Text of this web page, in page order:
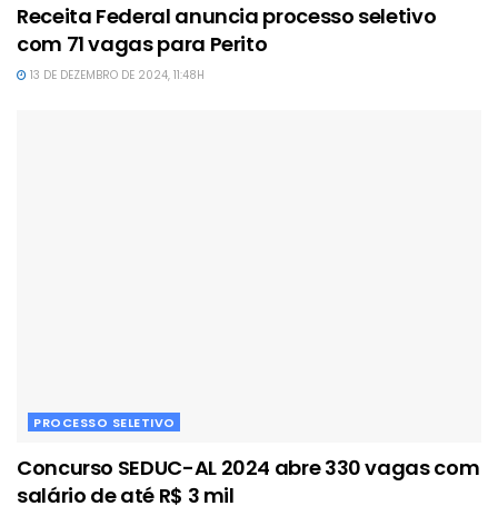
Receita Federal anuncia processo seletivo
com 71 vagas para Perito
13 DE DEZEMBRO DE 2024, 11:48H
PROCESSO SELETIVO
Concurso SEDUC-AL 2024 abre 330 vagas com
salário de até R$ 3 mil